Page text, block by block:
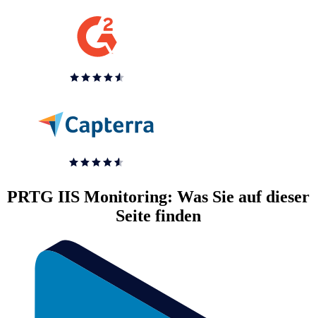
PRTG IIS Monitoring: Was Sie auf dieser
Seite finden